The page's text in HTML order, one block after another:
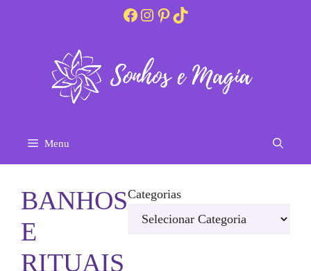
Facebook
Instagram
Pinterest
TikTok
Menu
BANHOS
E
RITUAIS
Categorias